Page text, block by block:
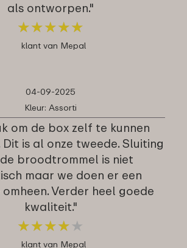
als ontworpen."
★★★★★
★★★★★
klant van Mepal
04-09-2025
Kleur: Assorti
om de box zelf te kunnen
is al onze tweede. Sluiting
broodtrommel is niet
maar we doen er een
Verder heel goede
kwaliteit."
★★★★ ★
★★★★ ★
klant van Mepal